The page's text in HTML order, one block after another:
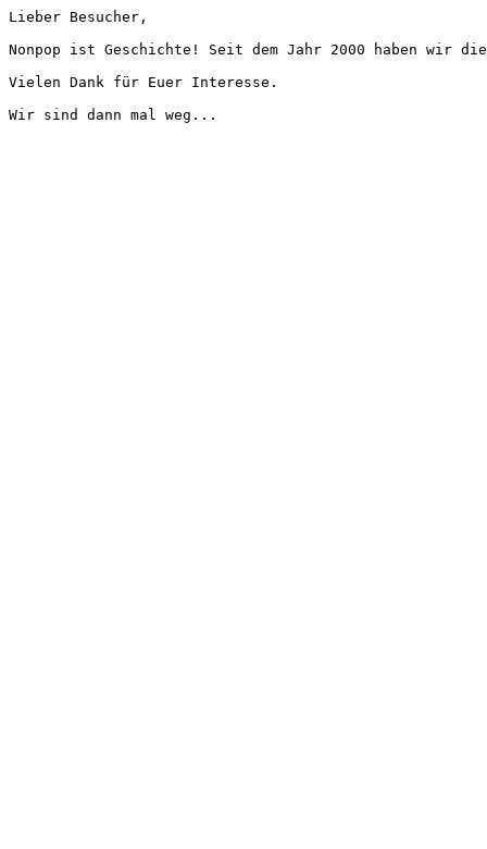
Lieber Besucher,
Nonpop ist Geschichte! Seit dem Jahr 2000 haben wir
Vielen Dank für Euer Interesse.
Wir sind dann mal weg...